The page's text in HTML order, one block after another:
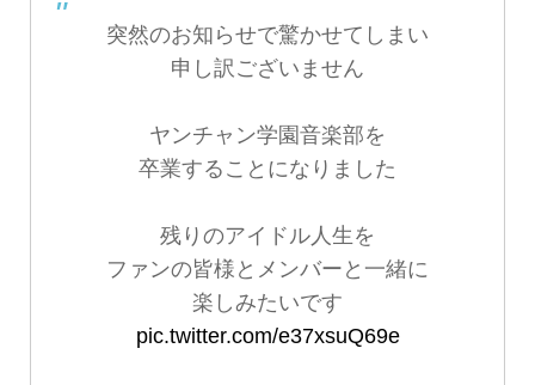
突然のお知らせで驚かせてしまい
申し訳ございません
ヤンチャン学園音楽部を
卒業することになりました
残りのアイドル人生を
ファンの皆様とメンバーと一緒に
楽しみたいです
pic.twitter.com/e37xsuQ69e